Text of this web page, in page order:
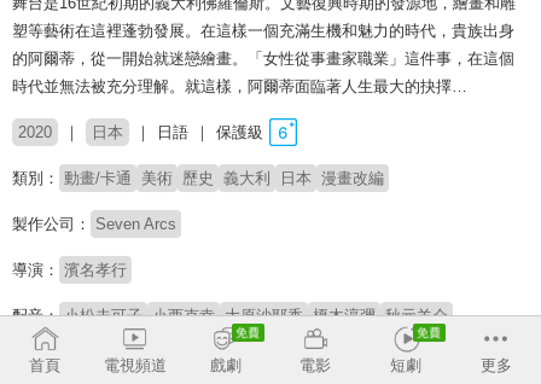
塑等藝術在這裡蓬勃發展。在這樣一個充滿生機和魅力的時代，貴族出身
的阿爾蒂，從一開始就迷戀繪畫。「女性從事畫家職業」這件事，在這個
時代並無法被充分理解。就這樣，阿爾蒂面臨著人生最大的抉擇…
2020 日本 日語 保護級
類別： 動畫/卡通 美術 歷史 義大利 日本 漫畫改編
製作公司： Seven Arcs
導演： 濱名孝行
配音： 小松未可子 小西克幸 大原沙耶香 榎木淳彌 秋元羊介
安野希世乃
鳥海浩輔 M·A·O
首頁 電視頻道 戲劇 電影 短劇 更多